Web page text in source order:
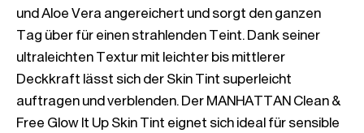
und Aloe Vera angereichert und sorgt den ganzen
Tag über für einen strahlenden Teint. Dank seiner
ultraleichten Textur mit leichter bis mittlerer
Deckkraft lässt sich der Skin Tint superleicht
auftragen und verblenden. Der MANHATTAN Clean &
Free Glow It Up Skin Tint eignet sich ideal für sensible